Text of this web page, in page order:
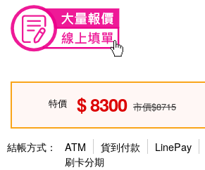
特價 8300 市價$8715
結帳方式： ATM 貨到付款 LinePay
刷卡分期